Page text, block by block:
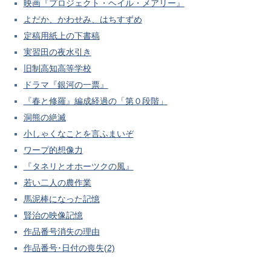
映画『プロジェクト・ヘイル・メアリー』
よだか、かわせみ、はちすずめ
定稿用紙上の下書稿
実習田の夜水引き
旧制高知高等学校
ドラマ『銀河の一票』
『春と修羅』編成経過の「第０段階」
洞熊の絶滅
小しゃくなことを言ふまいぞ
ワープ的想像力
『タネリとオホーツクの風』
若い二人の農作業
馬泥棒になった記憶
賢治の映像記憶
作品番号消失の理由
作品番号･日付の喪失(2)